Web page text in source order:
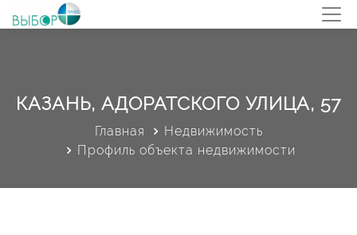
КАЗАНЬ, АДОРАТСКОГО УЛИЦА, 57
Главная
Недвижимость
Профиль объекта недвижимости